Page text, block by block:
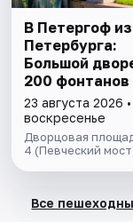
В Петергоф из
Петербурга:
Большой
200 фонтанов
морской бриз.
включено
23 августа 2026 •
воскресенье
Дворцовая
4 (Певческий
Все